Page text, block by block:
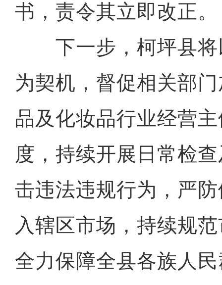
书，责令其立即改正。
下一步，柯坪县将
为契机，督促相关部
品及化妆品行业经营
度，持续开展日常检
击违法违规行为，严
入辖区市场，持续规
全力保障全县各族人